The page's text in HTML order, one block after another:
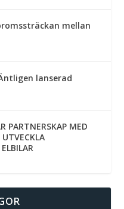
mellan
lanserad
PARTNERSKAP MED
UTVECKLA